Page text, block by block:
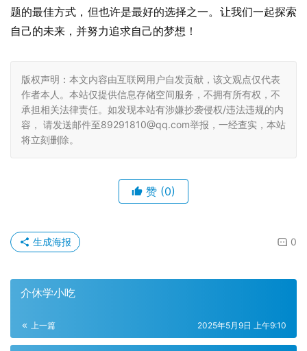
题的最佳方式，但也许是最好的选择之一。让我们一起探索
自己的未来，并努力追求自己的梦想！
版权声明：本文内容由互联网用户自发贡献，该文观点仅代表
作者本人。本站仅提供信息存储空间服务，不拥有所有权，不
承担相关法律责任。如发现本站有涉嫌抄袭侵权/违法违规的内
容， 请发送邮件至89291810@qq.com举报，一经查实，本站
将立刻删除。
赞 (0)
0
生成海报
介休学小吃
上一篇 2025年5月9日 上午9:10